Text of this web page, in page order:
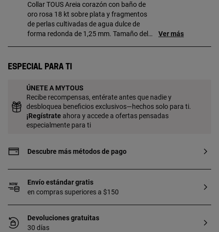
Collar TOUS Areia corazón con baño de
oro rosa 18 kt sobre plata y fragmentos
de perlas cultivadas de agua dulce de
forma redonda de 1,25 mm. Tamaño del
producción: Fundición. Pieza fabricada
de 18 a 23 kt y 3 micras de espesor. Esta
calidad garantiza una mayor durabilidad
de la joya.
Ver más
Especial para ti
ÚNETE A MYTOUS
Recibe recompensas, entérate antes que nadie y
desbloquea beneficios exclusivos—hechos solo para ti.
¡Regístrate ahora y accede a ofertas pensadas
especialmente para ti
Descubre más métodos de pago
Envío estándar gratis
en compras superiores a $150
Devoluciones gratuitas
30 días